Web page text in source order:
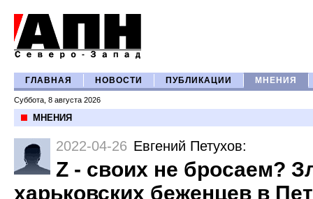
ГЛАВНАЯ НОВОСТИ ПУБЛИКАЦИИ МНЕНИЯ
Суббота, 8 августа 2026
МНЕНИЯ
2022-04-26 Евгений Петухов:
Z - своих не бросаем?
харьковских беженцев в